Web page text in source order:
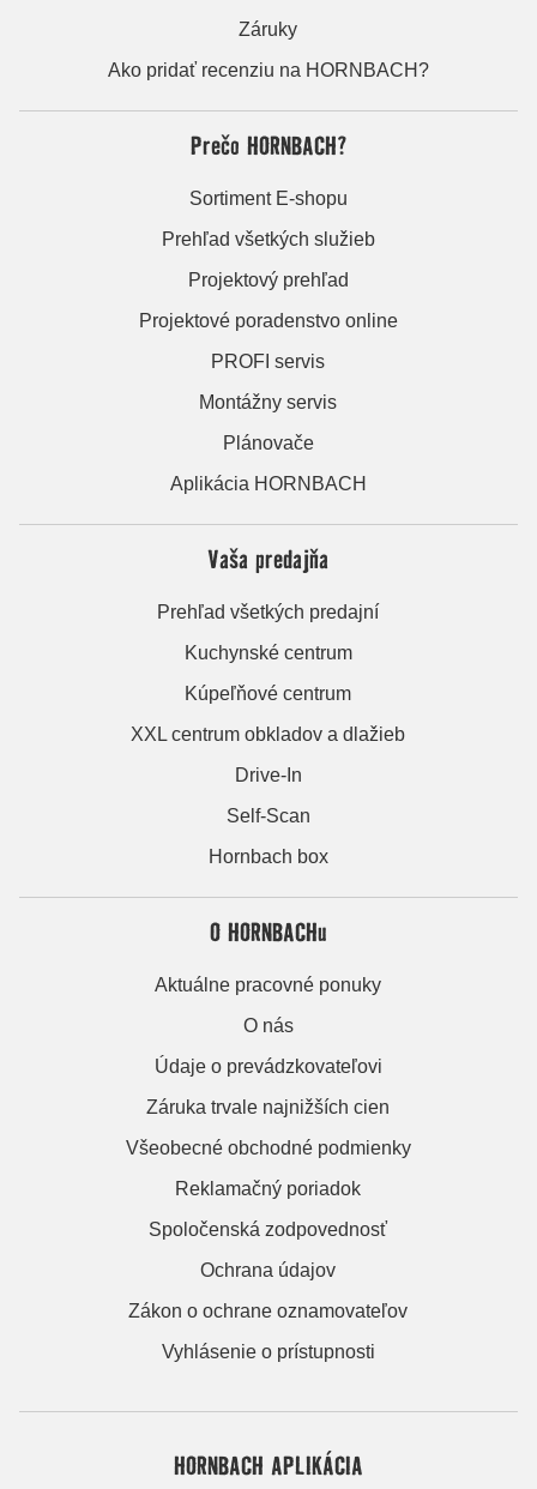
Záruky
Ako pridať recenziu na HORNBACH?
Prečo HORNBACH?
Sortiment E-shopu
Prehľad všetkých služieb
Projektový prehľad
Projektové poradenstvo online
PROFI servis
Montážny servis
Plánovače
Aplikácia HORNBACH
Vaša predajňa
Prehľad všetkých predajní
Kuchynské centrum
Kúpeľňové centrum
XXL centrum obkladov a dlažieb
Drive-In
Self-Scan
Hornbach box
O HORNBACHu
Aktuálne pracovné ponuky
O nás
Údaje o prevádzkovateľovi
Záruka trvale najnižších cien
Všeobecné obchodné podmienky
Reklamačný poriadok
Spoločenská zodpovednosť
Ochrana údajov
Zákon o ochrane oznamovateľov
Vyhlásenie o prístupnosti
HORNBACH APLIKÁCIA